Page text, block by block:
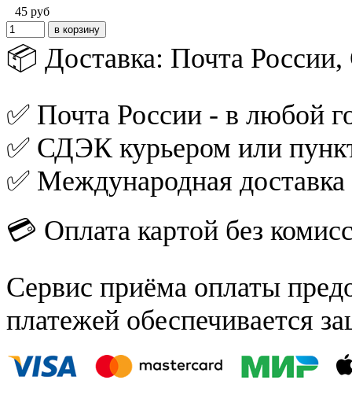
45 руб
📦 Доставка: Почта
✅ Почта России - в любой
✅ СДЭК курьером или
✅ Международная
💳 Оплата картой без
Сервис приёма оплаты
платежей обеспечивается